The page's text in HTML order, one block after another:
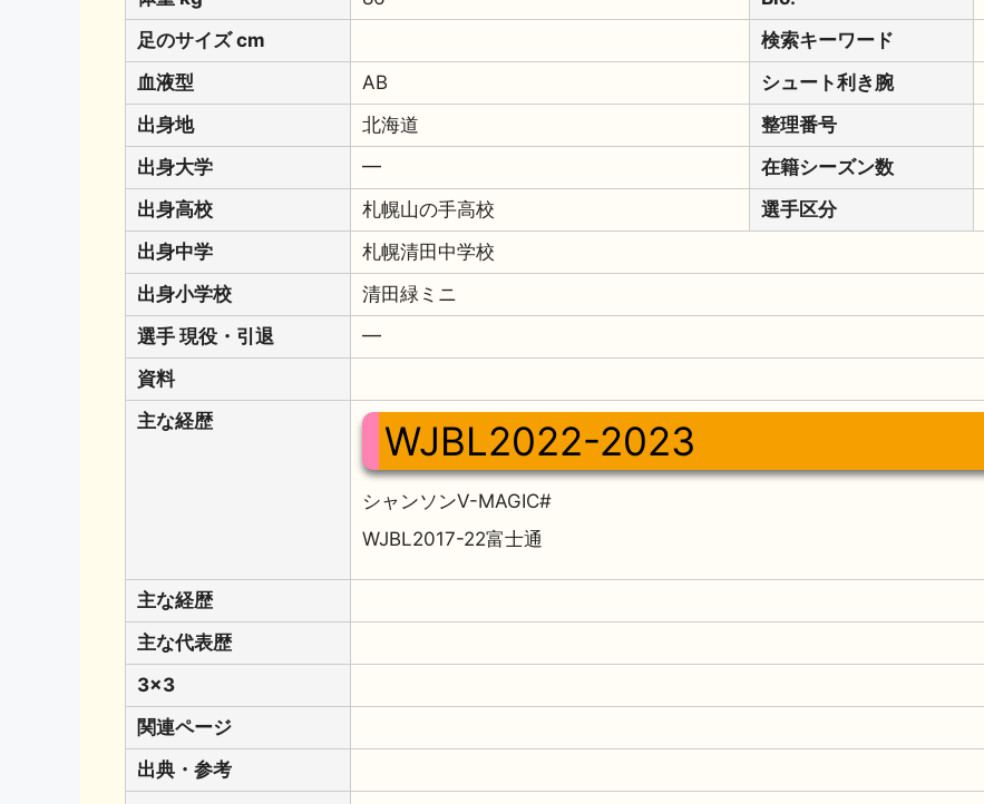
足のサイズ cm
検索キーワード
血液型
AB
シュート利き腕
出身地
北海道 整理番号
出身大学
━ 在籍シーズン数
出身高校
札幌山の手高校
選手区分
出身中学
札幌清田中学校
出身小学校
清田緑ミニ
選手 現役・引退
━
資料
主な経歴
WJBL2022-2023
シャンソンV-MAGIC#
WJBL2017-22富士通
主な経歴
主な代表歴
3x3
関連ページ
出典・参考